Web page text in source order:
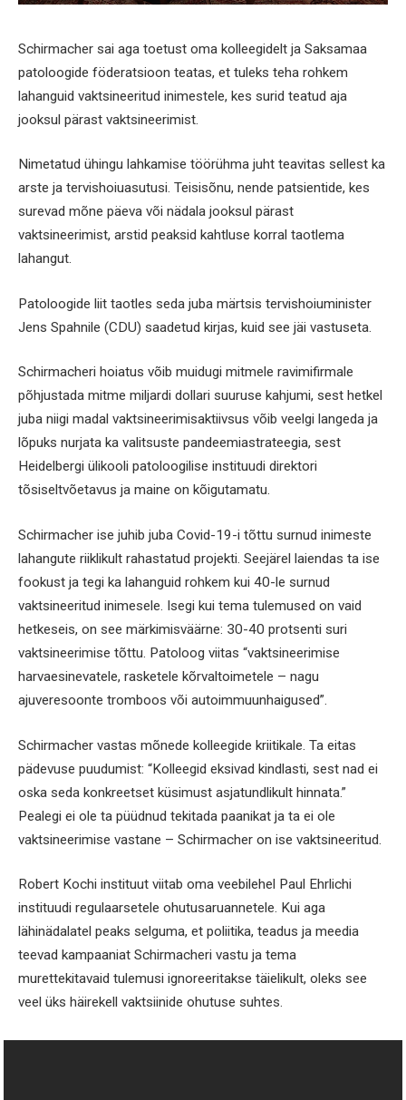
Schirmacher sai aga toetust oma kolleegidelt ja Saksamaa
patoloogide föderatsioon teatas, et tuleks teha rohkem
lahanguid vaktsineeritud inimestele, kes surid teatud aja
jooksul pärast vaktsineerimist.
Nimetatud ühingu lahkamise töörühma juht teavitas sellest ka
arste ja tervishoiuasutusi. Teisisõnu, nende patsientide, kes
surevad mõne päeva või nädala jooksul pärast
vaktsineerimist, arstid peaksid kahtluse korral taotlema
lahangut.
Patoloogide liit taotles seda juba märtsis tervishoiuminister
Jens Spahnile (CDU) saadetud kirjas, kuid see jäi vastuseta.
Schirmacheri hoiatus võib muidugi mitmele ravimifirmale
põhjustada mitme miljardi dollari suuruse kahjumi, sest hetkel
juba niigi madal vaktsineerimisaktiivsus võib veelgi langeda ja
lõpuks nurjata ka valitsuste pandeemiastrateegia, sest
Heidelbergi ülikooli patoloogilise instituudi direktori
tõsiseltvõetavus ja maine on kõigutamatu.
Schirmacher ise juhib juba Covid-19-i tõttu surnud inimeste
lahangute riiklikult rahastatud projekti. Seejärel laiendas ta ise
fookust ja tegi ka lahanguid rohkem kui 40-le surnud
vaktsineeritud inimesele. Isegi kui tema tulemused on vaid
hetkeseis, on see märkimisväärne: 30-40 protsenti suri
vaktsineerimise tõttu. Patoloog viitas “vaktsineerimise
harvaesinevatele, rasketele kõrvaltoimetele – nagu
ajuveresoonte tromboos või autoimmuunhaigused”.
Schirmacher vastas mõnede kolleegide kriitikale. Ta eitas
pädevuse puudumist: “Kolleegid eksivad kindlasti, sest nad ei
oska seda konkreetset küsimust asjatundlikult hinnata.”
Pealegi ei ole ta püüdnud tekitada paanikat ja ta ei ole
vaktsineerimise vastane – Schirmacher on ise vaktsineeritud.
Robert Kochi instituut viitab oma veebilehel Paul Ehrlichi
instituudi regulaarsetele ohutusaruannetele. Kui aga
lähinädalatel peaks selguma, et poliitika, teadus ja meedia
teevad kampaaniat Schirmacheri vastu ja tema
murettekitavaid tulemusi ignoreeritakse täielikult, oleks see
veel üks häirekell vaktsiinide ohutuse suhtes.